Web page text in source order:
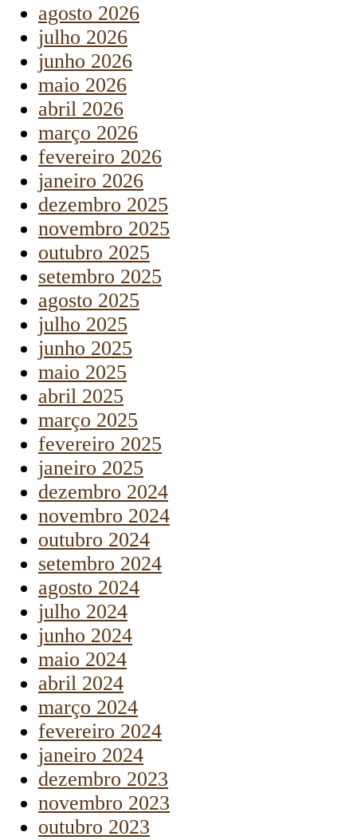
agosto 2026
julho 2026
junho 2026
maio 2026
abril 2026
março 2026
fevereiro 2026
janeiro 2026
dezembro 2025
novembro 2025
outubro 2025
setembro 2025
agosto 2025
julho 2025
junho 2025
maio 2025
abril 2025
março 2025
fevereiro 2025
janeiro 2025
dezembro 2024
novembro 2024
outubro 2024
setembro 2024
agosto 2024
julho 2024
junho 2024
maio 2024
abril 2024
março 2024
fevereiro 2024
janeiro 2024
dezembro 2023
novembro 2023
outubro 2023